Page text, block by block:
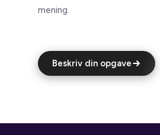
mening.
Beskriv din opgave